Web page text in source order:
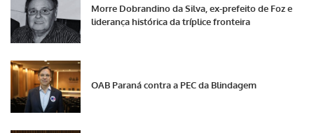
Morre Dobrandino da Silva, ex-prefeito de Foz e
liderança histórica da tríplice fronteira
OAB Paraná contra a PEC da Blindagem